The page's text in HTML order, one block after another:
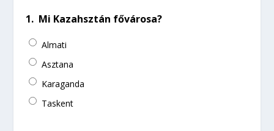
1. Mi Kazahsztán fővárosa?
Almati
Asztana
Karaganda
Taskent